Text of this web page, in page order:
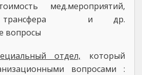
мед.мероприятий,
трансфера и др.
вопросы
отдел, который
вопросами :